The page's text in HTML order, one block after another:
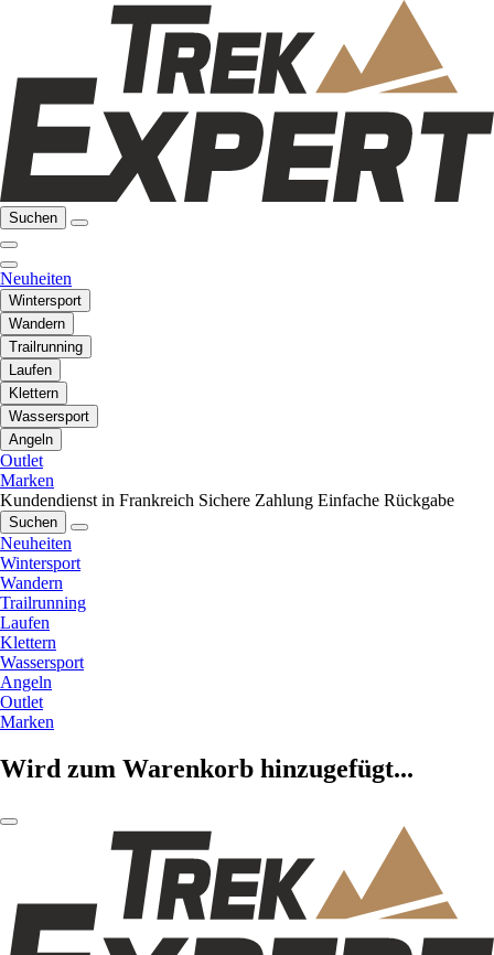
Suchen
Neuheiten
Wintersport
Wandern
Trailrunning
Laufen
Klettern
Wassersport
Angeln
Outlet
Marken
Kundendienst in Frankreich Sichere Zahlung Einfache Rückgabe
Suchen
Neuheiten
Wintersport
Wandern
Trailrunning
Laufen
Klettern
Wassersport
Angeln
Outlet
Marken
Wird zum Warenkorb hinzugefügt...